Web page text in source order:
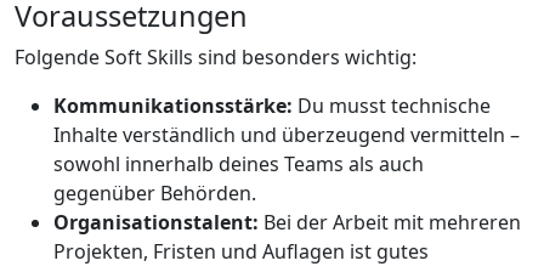
Voraussetzungen
Folgende Soft Skills sind besonders wichtig:
Kommunikationsstärke: Du musst technische
Inhalte verständlich und überzeugend vermitteln –
sowohl innerhalb deines Teams als auch
gegenüber Behörden.
Organisationstalent: Bei der Arbeit mit mehreren
Projekten, Fristen und Auflagen ist gutes